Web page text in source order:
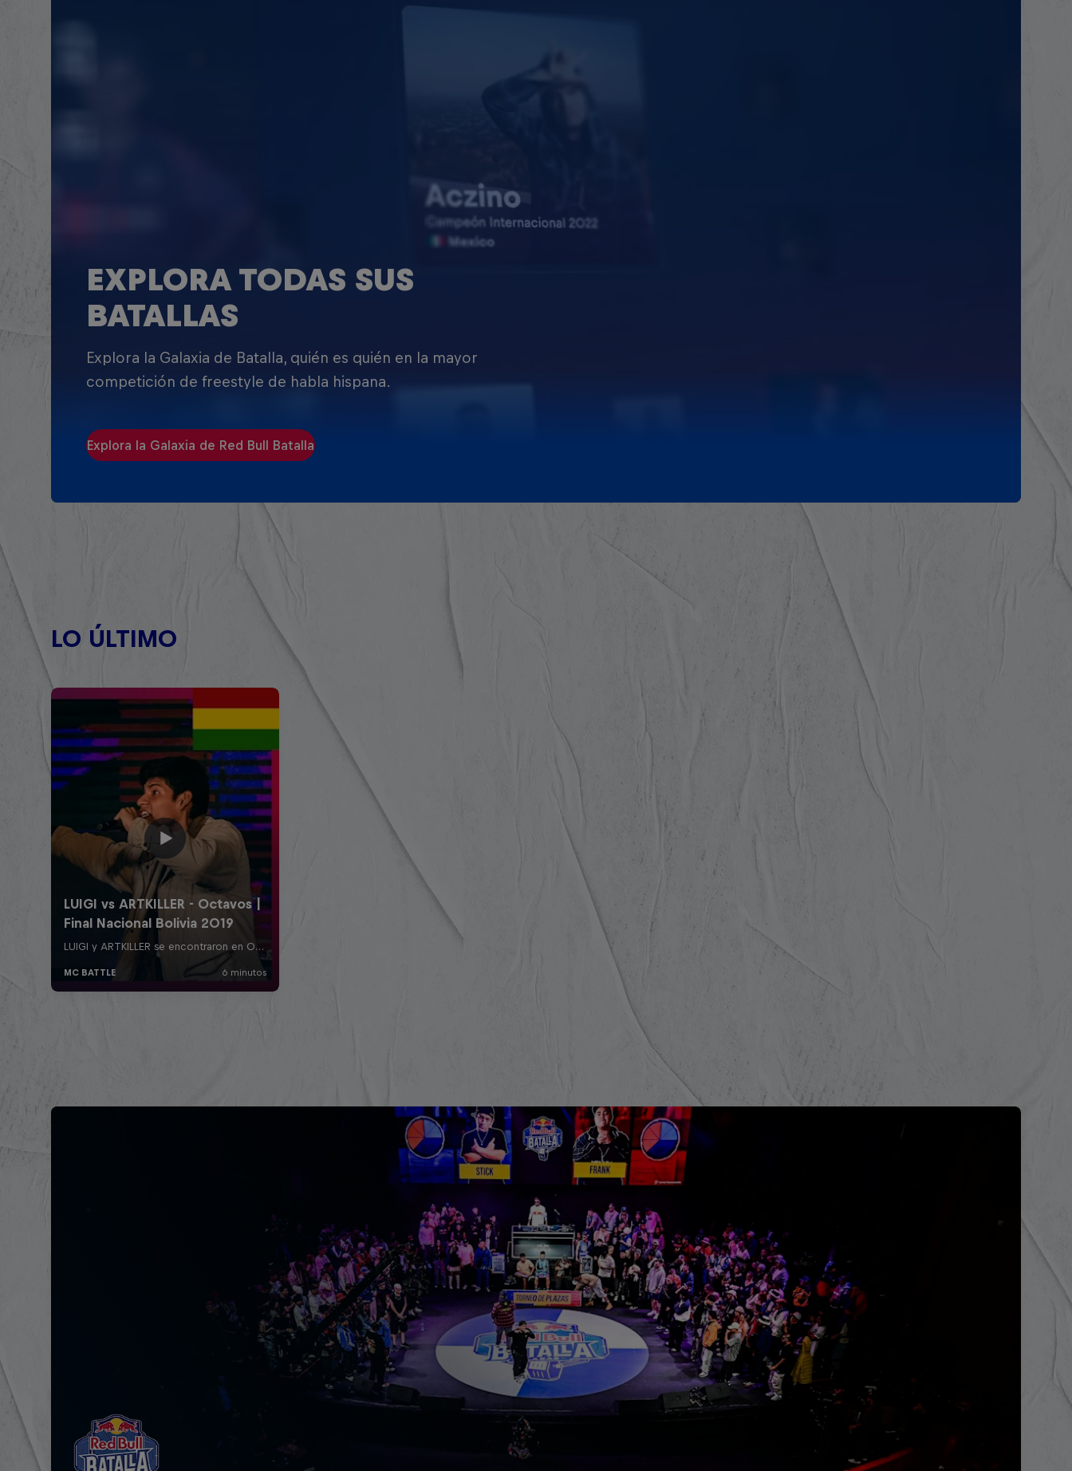
EXPLORA TODAS SUS
BATALLAS
Explora la Galaxia de Batalla, quién es quién en la mayor
competición de freestyle de habla hispana.
Explora la Galaxia de Red Bull Batalla
LO ÚLTIMO